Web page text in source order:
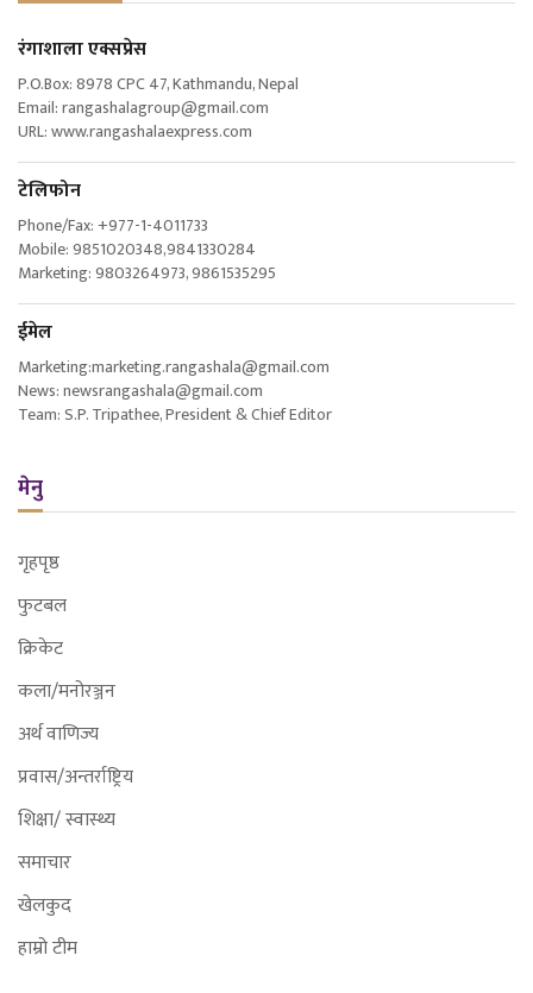
रंगाशाला एक्सप्रेस
P.O.Box: 8978 CPC 47, Kathmandu, Nepal
Email: rangashalagroup@gmail.com
URL: www.rangashalaexpress.com
टेलिफोन
Phone/Fax: +977-1-4011733
Mobile: 9851020348,9841330284
Marketing: 9803264973, 9861535295
ईमेल
Marketing:marketing.rangashala@gmail.com
News: newsrangashala@gmail.com
Team: S.P. Tripathee, President & Chief Editor
मेनु
गृहपृष्ठ
फुटबल
क्रिकेट
कला/मनोरञ्जन
अर्थ वाणिज्य
प्रवास/अन्तर्राष्ट्रिय
शिक्षा/ स्वास्थ्य
समाचार
खेलकुद
हाम्रो टीम